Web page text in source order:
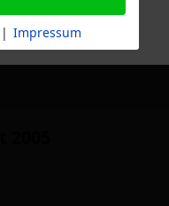
| Impressum